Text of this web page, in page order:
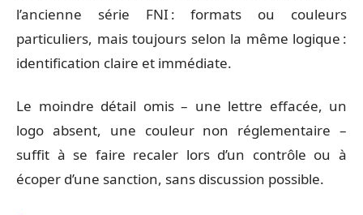
l’ancienne série FNI : formats ou couleurs
particuliers, mais toujours selon la même logique :
identification claire et immédiate.
Le moindre détail omis – une lettre effacée, un
logo absent, une couleur non réglementaire –
suffit à se faire recaler lors d’un contrôle ou à
écoper d’une sanction, sans discussion possible.